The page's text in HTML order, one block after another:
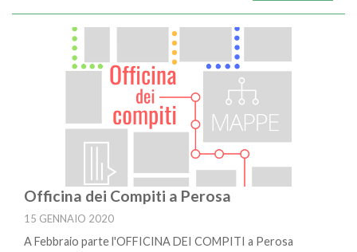
Officina dei Compiti a Perosa
15 GENNAIO 2020
A Febbraio parte l'OFFICINA DEI COMPITI a Perosa